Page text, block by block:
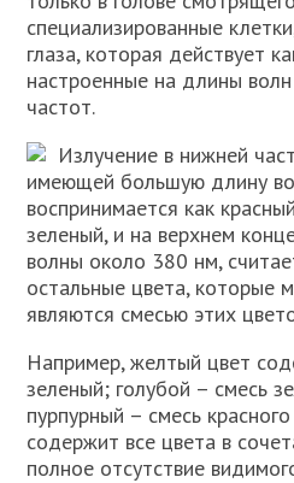
специализированные
глаза, которая действует
настроенные на длины
частот.
Излучение в нижней
имеющей большую длину
воспринимается как
зеленый, и на верхнем
волны около 380 нм,
остальные цвета, которые
являются смесью этих
Например, желтый цвет
зеленый; голубой – смесь
пурпурный – смесь
содержит все цвета в
полное отсутствие